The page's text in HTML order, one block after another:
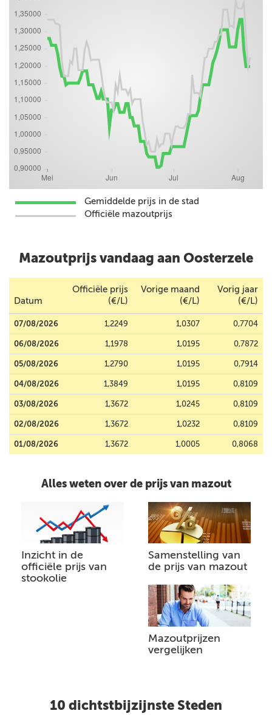
Gemiddelde prijs in de stad
Officiële mazoutprijs
Mazoutprijs vandaag aan Oosterzele
Datum
Officiële prijs
(€/L)
Vorige maand
(€/L)
Vorig jaar
(€/L)
07/08/2026 1,2249 1,0307 0,7704
06/08/2026 1,1978 1,0195 0,7872
05/08/2026 1,2790 1,0195 0,7914
04/08/2026 1,3849 1,0195 0,8109
03/08/2026 1,3672 1,0245 0,8109
02/08/2026 1,3672 1,0232 0,8109
01/08/2026 1,3672 1,0005 0,8068
Alles weten over de prijs van mazout
Inzicht in de
officiële prijs van
stookolie
Samenstelling van
de prijs van mazout
Mazoutprijzen
vergelijken
10 dichtstbijzijnste Steden